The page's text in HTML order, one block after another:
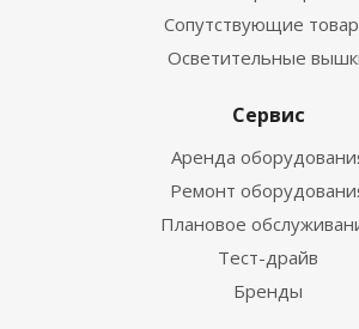
Сопутствующие
Осветительные
Сервис
Аренда
Ремонт
Плановое
Тест-драйв
Бренды